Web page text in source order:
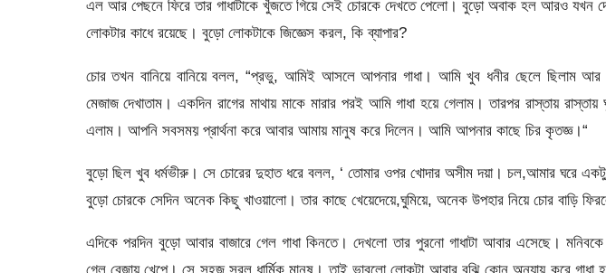
এল আর পেছনে ফিরে তার গাধাটাকে খুঁজতে গিয়ে সেই চোরকে দেখতে পেলো। বুড়ো অবাক হল আরও যখন
লোকটার কাধে রয়েছে। বুড়ো লোকটাকে জিজ্ঞেস করল, কি ব্যাপার?
চোর তখন বানিয়ে বানিয়ে বলল, “প্রভু, আমিই আসলে আপনার গাধা। আমি খুব ধনীর ছেলে ছিলাম
মেজাজ দেখাতাম। একদিন রাগের মাথায় মাকে মারার পরই আমি গাধা হয়ে গেলাম। তারপর রাস্তায়
এলাম। আপনি সবসময় প্রার্থনা করে আবার আমায় মানুষ করে দিলেন। আমি আপনার কাছে চির কৃতজ্ঞ।“
বুড়ো ছিল খুব ধর্মভীরু। সে চোরের দুহাত ধরে বলল, ‘ তোমার ওপর খোদার অসীম দয়া। চল,আমার ঘরে একটু
বুড়ো চোরকে সেদিন অনেক কিছু খাওয়ালো। তার কাছে খেয়েদেয়ে,ঘুমিয়ে, অনেক উপহার নিয়ে চোর বাড়ি
এদিকে পরদিন বুড়ো আবার বাজারে গেল গাধা কিনতে। দেখলো তার পুরনো গাধাটা আবার এসেছে।